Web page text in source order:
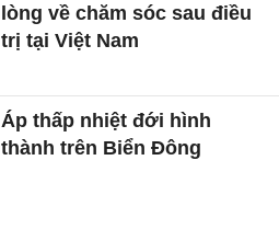
lòng về chăm sóc sau điều
trị tại Việt Nam
Áp thấp nhiệt đới hình
thành trên Biển Đông